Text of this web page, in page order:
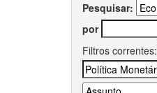
Pesquisar:
por
Filtros correntes: